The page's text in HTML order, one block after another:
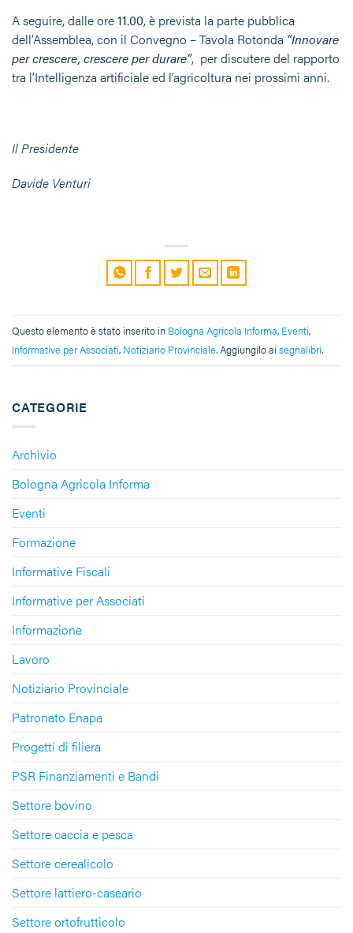
CATEGORIE
Archivio
Bologna Agricola Informa
Eventi
Formazione
Informative Fiscali
Informative per Associati
Informazione
Lavoro
Notiziario Provinciale
Patronato Enapa
Progetti di filiera
PSR Finanziamenti e Bandi
Settore bovino
Settore caccia e pesca
Settore cerealicolo
Settore lattiero-caseario
Settore ortofrutticolo
A seguire, dalle ore11.00, è prevista la parte pubblica
dell’Assemblea, con il Convegno – Tavola Rotonda “Innovare
per crescere, crescere per durare”, per discutere del rapporto
tra l’Intelligenza artificiale ed l’agricoltura nei prossimi anni.
Il Presidente
Davide Venturi
Questo elemento è stato inserito in Bologna Agricola Informa, Eventi,
Informative per Associati, Notiziario Provinciale. Aggiungilo ai segnalibri.